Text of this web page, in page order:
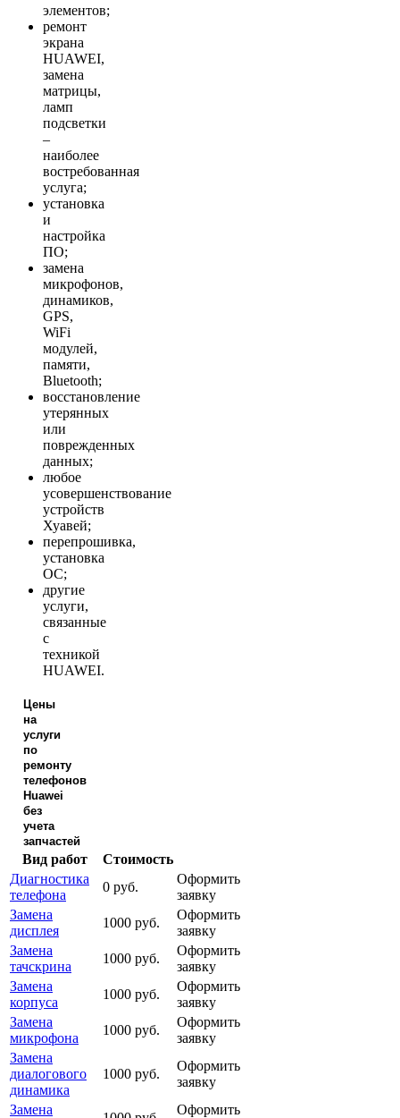
элементов;
ремонт
экрана
HUAWEI,
замена
матрицы,
ламп
подсветки
–
наиболее
востребованная
услуга;
установка
и
настройка
ПО;
замена
микрофонов,
динамиков,
GPS,
WiFi
модулей,
памяти,
Bluetooth;
восстановление
утерянных
или
поврежденных
данных;
любое
усовершенствование
устройств
Хуавей;
перепрошивка,
установка
ОС;
другие
услуги,
связанные
с
техникой
HUAWEI.
Цены
на
услуги
по
ремонту
телефонов
Huawei
без
учета
запчастей
Вид работ
Стоимость
Диагностика
телефона
0 руб.
Оформить
заявку
Замена
дисплея
1000 руб.
Оформить
заявку
Замена
тачскрина
1000 руб.
Оформить
заявку
Замена
корпуса
1000 руб.
Оформить
заявку
Замена
микрофона
1000 руб.
Оформить
заявку
Замена
диалогового
динамика
1000 руб.
Оформить
заявку
Замена
Оформить